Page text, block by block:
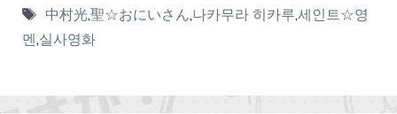
中村光,聖☆おにいさん 나카무라 히카루 세인트☆영
멘 실사영화